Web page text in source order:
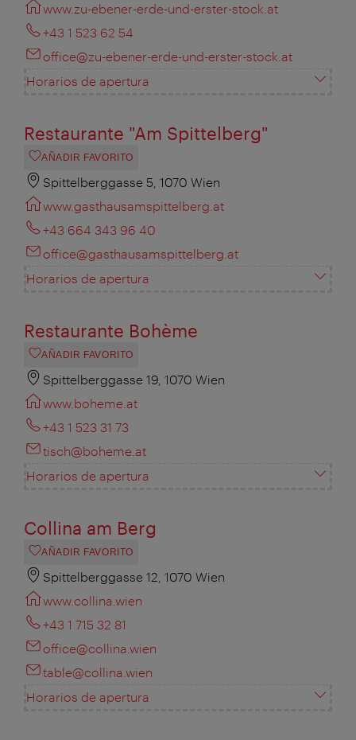
www.zu-ebener-erde-und-erster-stock.at
+43 1 523 62 54
office@zu-ebener-erde-und-erster-stock.at
Horarios de apertura
Restaurante "Am Spittelberg"
AÑADIR FAVORITO
Spittelberggasse 5, 1070 Wien
www.gasthausamspittelberg.at
+43 664 343 96 40
office@gasthausamspittelberg.at
Horarios de apertura
Restaurante Bohème
AÑADIR FAVORITO
Spittelberggasse 19, 1070 Wien
www.boheme.at
+43 1 523 31 73
tisch@boheme.at
Horarios de apertura
Collina am Berg
AÑADIR FAVORITO
Spittelberggasse 12, 1070 Wien
www.collina.wien
+43 1 715 32 81
office@collina.wien
table@collina.wien
Horarios de apertura